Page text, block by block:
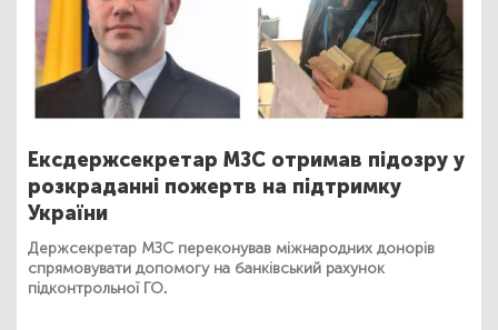
Ексдержсекретар МЗС отримав підозру у
розкраданні пожертв на підтримку
України
Держсекретар МЗС переконував міжнародних донорів
спрямовувати допомогу на банківський рахунок
підконтрольної ГО.